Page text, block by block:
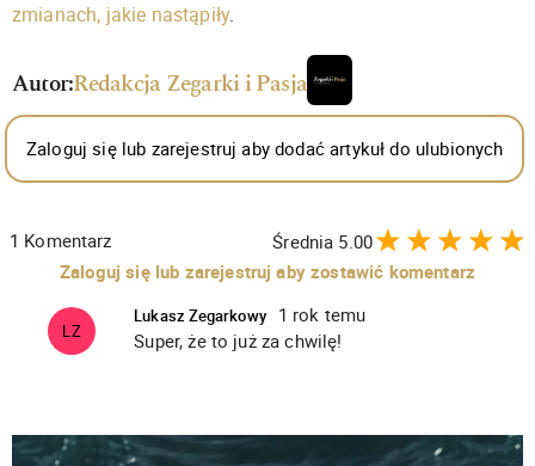
zmianach, jakie nastąpiły.
Autor:Redakcja Zegarki i Pasja
Zaloguj się lub zarejestruj aby dodać artykuł do ulubionych
1 Komentarz Średnia 5.00
Zaloguj się lub zarejestruj aby zostawić komentarz
LZ
Lukasz Zegarkowy
1 rok temu
Super, że to już za chwilę!